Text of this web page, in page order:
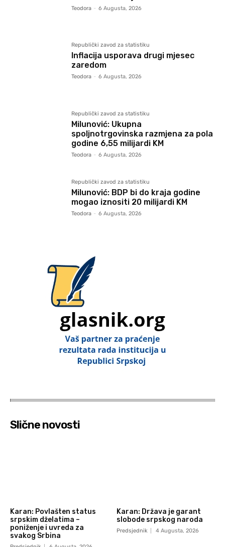
Teodora - 6 Augusta, 2026
Republički zavod za statistiku
Inflacija usporava drugi mjesec
zaredom
Teodora - 6 Augusta, 2026
Republički zavod za statistiku
Milunović: Ukupna
spoljnotrgovinska razmjena za pola
godine 6,55 milijardi KM
Teodora - 6 Augusta, 2026
Republički zavod za statistiku
Milunović: BDP bi do kraja godine
mogao iznositi 20 milijardi KM
Teodora - 6 Augusta, 2026
Slične novosti
Karan: Povlašten status
srpskim dželatima –
poniženje i uvreda za
svakog Srbina
Karan: Država je garant
slobode srpskog naroda
Predsjednik 4 Augusta, 2026